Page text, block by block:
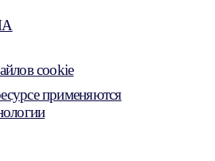
cookie
применяются